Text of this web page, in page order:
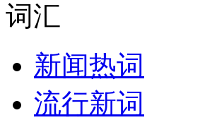
词汇
新闻热词
流行新词